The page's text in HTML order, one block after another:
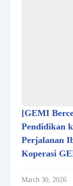
[GEMI
Pendidikan
Perjalanan
Koperasi
March 30, 2026